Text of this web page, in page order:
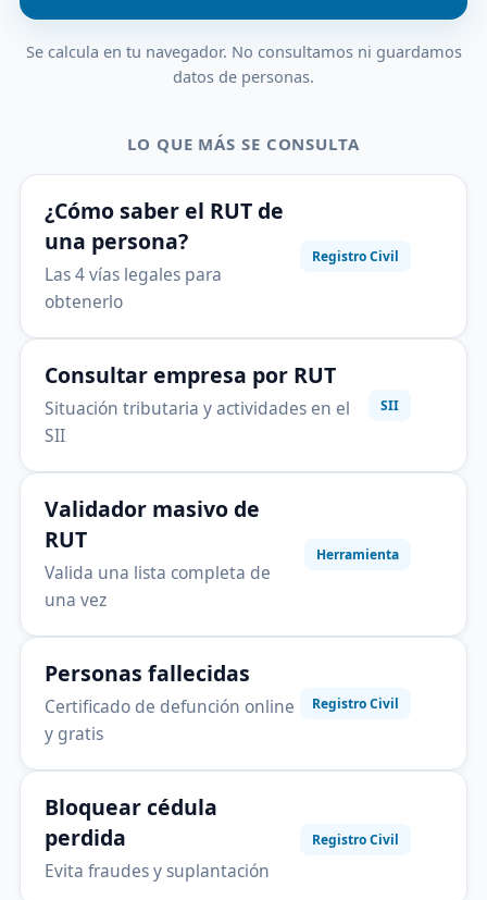
Se calcula en tu navegador. No consultamos ni guardamos
datos de personas.
LO QUE MÁS SE CONSULTA
¿Cómo saber el RUT de
una persona?
Las 4 vías legales para
obtenerlo
Registro Civil
Consultar empresa por RUT
Situación tributaria y actividades en el
SII
SII
Validador masivo de
RUT
Valida una lista completa de
una vez
Herramienta
Personas fallecidas
Certificado de defunción online
y gratis
Registro Civil
Bloquear cédula
perdida
Evita fraudes y suplantación
Registro Civil